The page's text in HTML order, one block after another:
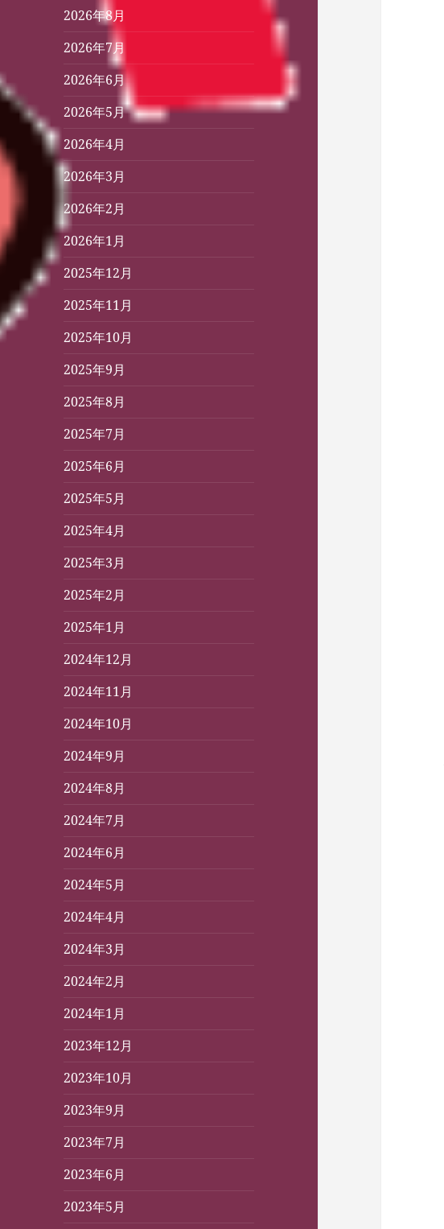
2026年8月
2026年7月
2026年6月
2026年5月
2026年4月
2026年3月
2026年2月
2026年1月
2025年12月
2025年11月
2025年10月
2025年9月
2025年8月
2025年7月
2025年6月
2025年5月
2025年4月
2025年3月
2025年2月
2025年1月
2024年12月
2024年11月
2024年10月
2024年9月
2024年8月
2024年7月
2024年6月
2024年5月
2024年4月
2024年3月
2024年2月
2024年1月
2023年12月
2023年10月
2023年9月
2023年7月
2023年6月
2023年5月